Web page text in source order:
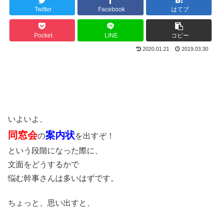
Twitter Facebook はてブ
Pocket LINE コピー
2020.01.21 2019.03.30
いよいよ、
同窓会の案内状を出すぞ！
という段階になった際に、
文面をどうするかで
悩む幹事さんは多いはずです。
ちょっと、思い出すと、